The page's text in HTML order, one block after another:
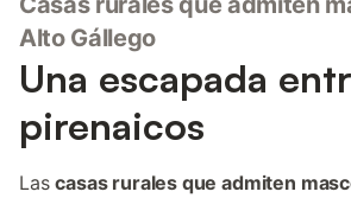
Alto Gállego
Una escapada
pirenaicos
Lascasas rurales que admiten